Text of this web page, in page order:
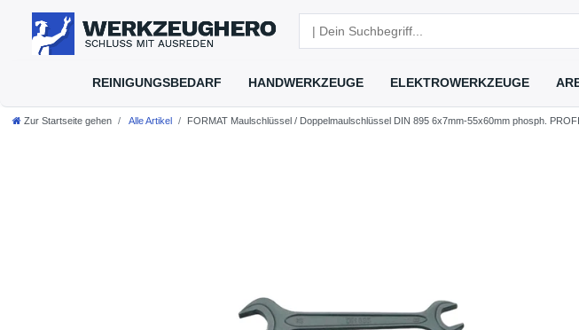
REINIGUNGSBEDARF HANDWERKZEUGE ELEKTROWERKZEUGE
Zur Startseite gehen Alle Artikel FORMAT Maulschlüssel / Doppelmaulschlüssel DIN 895 6x7mm-55x60mm phosph.